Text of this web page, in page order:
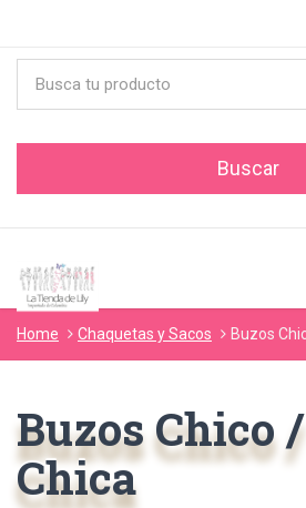
Home Chaquetas y Sacos Buzos
Buzos Chico /
Chica